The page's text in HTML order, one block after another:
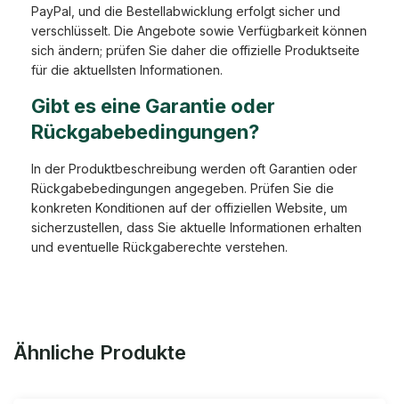
PayPal, und die Bestellabwicklung erfolgt sicher und
verschlüsselt. Die Angebote sowie Verfügbarkeit können
sich ändern; prüfen Sie daher die offizielle Produktseite
für die aktuellsten Informationen.
Gibt es eine Garantie oder
Rückgabebedingungen?
In der Produktbeschreibung werden oft Garantien oder
Rückgabebedingungen angegeben. Prüfen Sie die
konkreten Konditionen auf der offiziellen Website, um
sicherzustellen, dass Sie aktuelle Informationen erhalten
und eventuelle Rückgaberechte verstehen.
Ähnliche Produkte